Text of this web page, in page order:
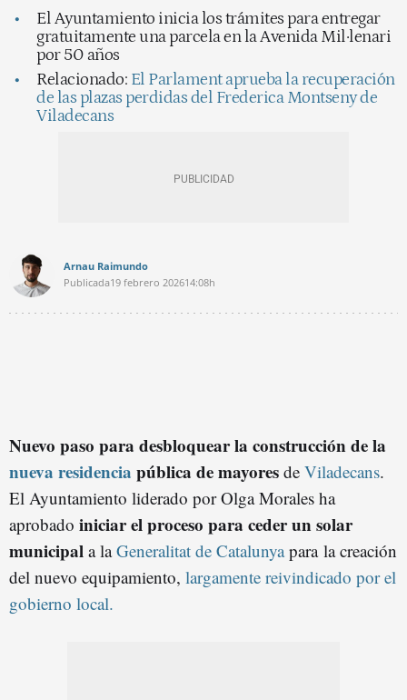
El Ayuntamiento inicia los trámites para entregar
gratuitamente una parcela en la Avenida Mil·lenari
por 50 años
Relacionado: El Parlament aprueba la recuperación
de las plazas perdidas del Frederica Montseny de
Viladecans
Arnau Raimundo
Publicada19 febrero 202614:08h
Nuevo paso para desbloquear la construcción de la
nueva residencia pública de mayores de Viladecans.
El Ayuntamiento liderado por Olga Morales ha
aprobado iniciar el proceso para ceder un solar
municipal a laGeneralitat de Catalunyapara la creación
del nuevo equipamiento, largamente reivindicado por el
gobierno local.